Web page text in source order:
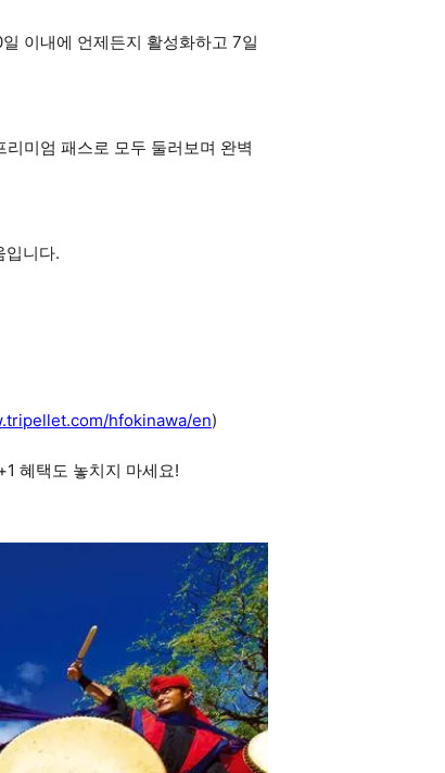
이내에 언제든지 활성화하고 7일
미엄 패스로 모두 둘러보며 완벽
입니다.
hfokinawa/en)
혜택도 놓치지 마세요!